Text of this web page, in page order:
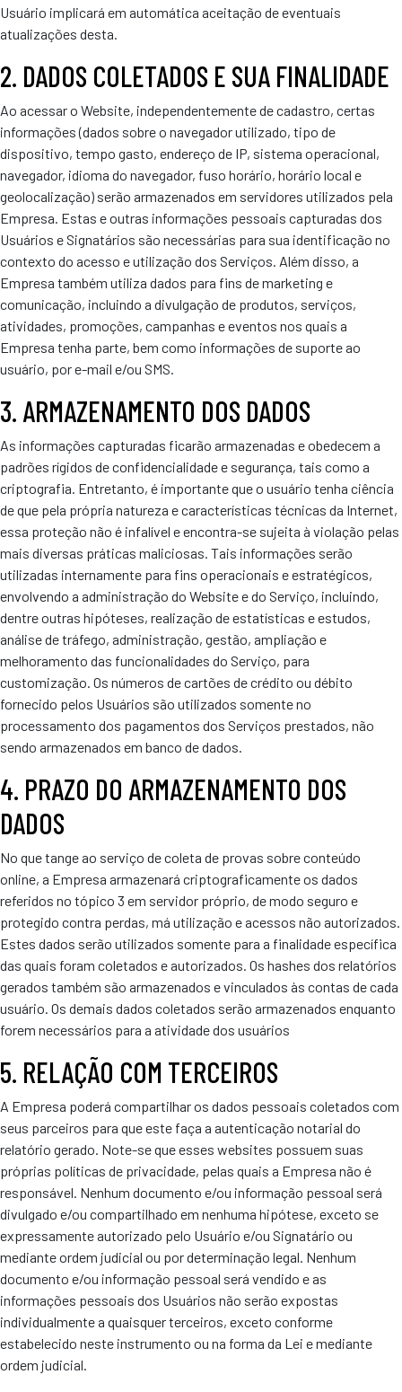
Usuário implicará em automática aceitação de eventuais
atualizações desta.
2. DADOS COLETADOS E SUA FINALIDADE
Ao acessar o Website, independentemente de cadastro, certas
informações (dados sobre o navegador utilizado, tipo de
dispositivo, tempo gasto, endereço de IP, sistema operacional,
navegador, idioma do navegador, fuso horário, horário local e
geolocalização) serão armazenados em servidores utilizados pela
Empresa. Estas e outras informações pessoais capturadas dos
Usuários e Signatários são necessárias para sua identificação no
contexto do acesso e utilização dos Serviços. Além disso, a
Empresa também utiliza dados para fins de marketing e
comunicação, incluindo a divulgação de produtos, serviços,
atividades, promoções, campanhas e eventos nos quais a
Empresa tenha parte, bem como informações de suporte ao
usuário, por e-mail e/ou SMS.
3. ARMAZENAMENTO DOS DADOS
As informações capturadas ficarão armazenadas e obedecem a
padrões rígidos de confidencialidade e segurança, tais como a
criptografia. Entretanto, é importante que o usuário tenha ciência
de que pela própria natureza e características técnicas da Internet,
essa proteção não é infalível e encontra-se sujeita à violação pelas
mais diversas práticas maliciosas. Tais informações serão
utilizadas internamente para fins operacionais e estratégicos,
envolvendo a administração do Website e do Serviço, incluindo,
dentre outras hipóteses, realização de estatísticas e estudos,
análise de tráfego, administração, gestão, ampliação e
melhoramento das funcionalidades do Serviço, para
customização. Os números de cartões de crédito ou débito
fornecido pelos Usuários são utilizados somente no
processamento dos pagamentos dos Serviços prestados, não
sendo armazenados em banco de dados.
4. PRAZO DO ARMAZENAMENTO DOS
DADOS
No que tange ao serviço de coleta de provas sobre conteúdo
online, a Empresa armazenará criptograficamente os dados
referidos no tópico 3 em servidor próprio, de modo seguro e
protegido contra perdas, má utilização e acessos não autorizados.
Estes dados serão utilizados somente para a finalidade específica
das quais foram coletados e autorizados. Os hashes dos relatórios
gerados também são armazenados e vinculados às contas de cada
usuário. Os demais dados coletados serão armazenados enquanto
forem necessários para a atividade dos usuários
5. RELAÇÃO COM TERCEIROS
A Empresa poderá compartilhar os dados pessoais coletados com
seus parceiros para que este faça a autenticação notarial do
relatório gerado. Note-se que esses websites possuem suas
próprias políticas de privacidade, pelas quais a Empresa não é
responsável. Nenhum documento e/ou informação pessoal será
divulgado e/ou compartilhado em nenhuma hipótese, exceto se
expressamente autorizado pelo Usuário e/ou Signatário ou
mediante ordem judicial ou por determinação legal. Nenhum
documento e/ou informação pessoal será vendido e as
informações pessoais dos Usuários não serão expostas
individualmente a quaisquer terceiros, exceto conforme
estabelecido neste instrumento ou na forma da Lei e mediante
ordem judicial.